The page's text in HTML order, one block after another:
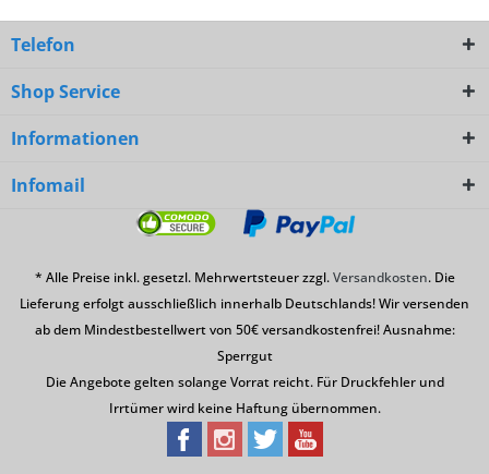
Telefon
Shop Service
Informationen
Infomail
* Alle Preise inkl. gesetzl. Mehrwertsteuer zzgl.Versandkosten. Die
Lieferung erfolgt ausschließlich innerhalb Deutschlands! Wir versenden
ab dem Mindestbestellwert von 50€ versandkostenfrei! Ausnahme:
Sperrgut
Die Angebote gelten solange Vorrat reicht. Für Druckfehler und
Irrtümer wird keine Haftung übernommen.